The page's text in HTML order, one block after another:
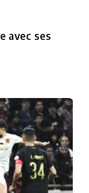
avec ses